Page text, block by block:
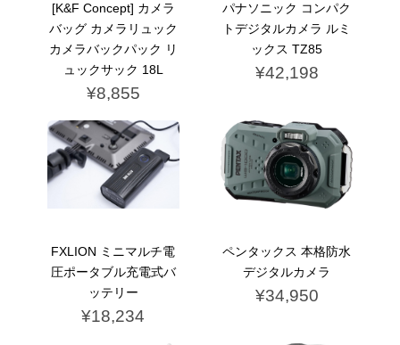
[K&F Concept] カメラ
バッグ カメラリュック
カメラバックパック リ
ュックサック 18L
¥8,855
パナソニック コンパク
トデジタルカメラ ルミ
ックス TZ85
¥42,198
FXLION ミニマルチ電
圧ポータブル充電式バ
ッテリー
¥18,234
ペンタックス 本格防水
デジタルカメラ
¥34,950